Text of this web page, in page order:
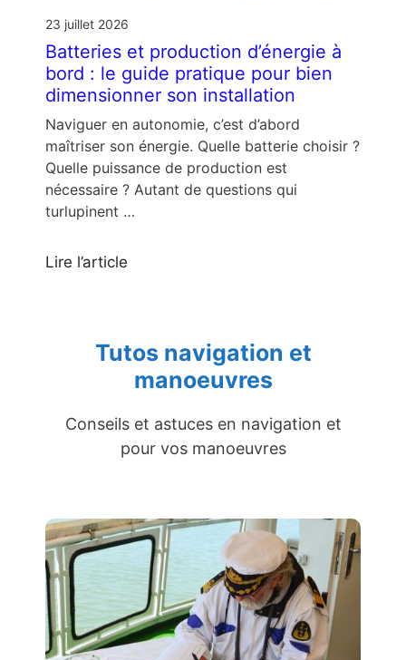
23 juillet 2026
Batteries et production d’énergie à
bord : le guide pratique pour bien
dimensionner son installation
Naviguer en autonomie, c’est d’abord
maîtriser son énergie. Quelle batterie choisir ?
Quelle puissance de production est
nécessaire ? Autant de questions qui
turlupinent …
Lire l’article
Tutos navigation et
manoeuvres
Conseils et astuces en navigation et
pour vos manoeuvres